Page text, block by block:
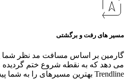
مسیر های رفت و برگشتی
گارمین بر اساس مسافت مد نظر شما
می دهد که به نقطه شروع ختم گردیده و
Trendline بهترین مسیرهای را به شما پیشنهاد می دهد.